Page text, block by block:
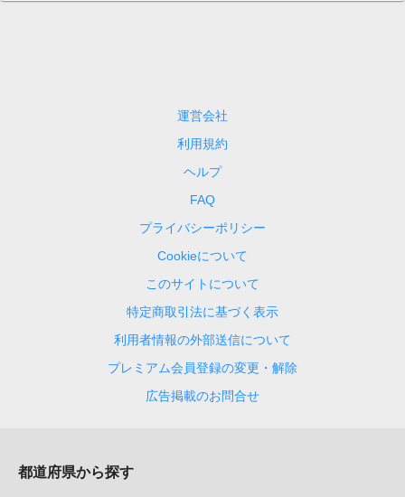
運営会社
利用規約
ヘルプ
FAQ
プライバシーポリシー
Cookieについて
このサイトについて
特定商取引法に基づく表示
利用者情報の外部送信について
プレミアム会員登録の変更・解除
広告掲載のお問合せ
都道府県から探す